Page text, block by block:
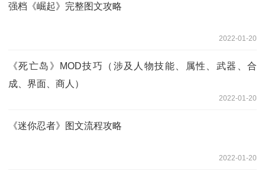
强档《崛起》完整图文攻略
2022-01-20
《死亡岛》MOD技巧（涉及人物技能、属性、武器、合
成、界面、商人）
2022-01-20
《迷你忍者》图文流程攻略
2022-01-20